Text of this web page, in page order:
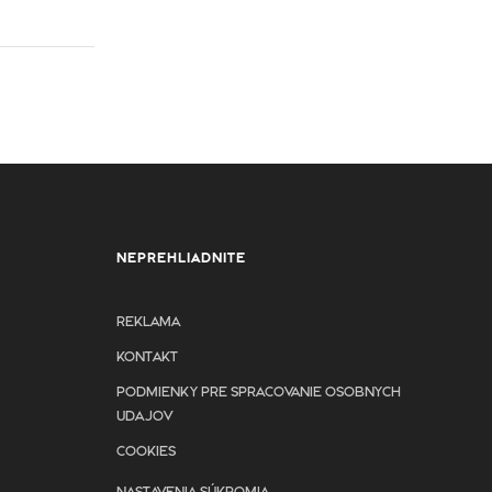
NEPREHLIADNITE
REKLAMA
KONTAKT
PODMIENKY PRE SPRACOVANIE OSOBNYCH
UDAJOV
COOKIES